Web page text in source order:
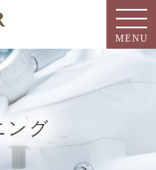
MENU
ング